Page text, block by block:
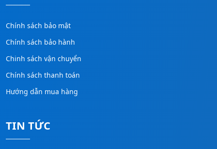
Chính sách bảo mật
Chính sách bảo hành
Chinh sách vận chuyển
Chính sách thanh toán
Hướng dẫn mua hàng
TIN TỨC